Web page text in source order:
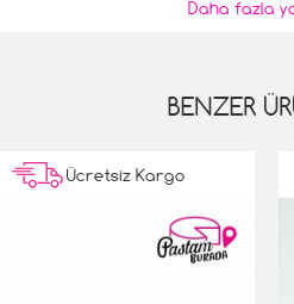
da beni şaşırttı. Teşekkürler.
ve rengi çok güzeldi. Pasta
teşekkür ederim.
Daha fazla
BENZER
Ücretsiz Kargo